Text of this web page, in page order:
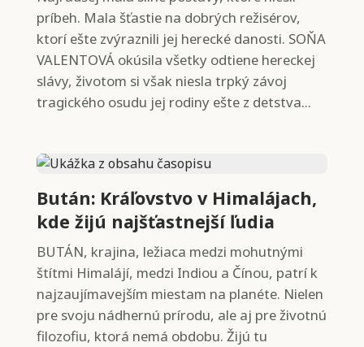
príbeh. Mala šťastie na dobrých režisérov,
ktorí ešte zvýraznili jej herecké danosti. SOŇA
VALENTOVÁ okúsila všetky odtiene hereckej
slávy, životom si však niesla trpký závoj
tragického osudu jej rodiny ešte z detstva...
Bután: Kráľovstvo v Himalájach,
kde žijú najšťastnejší ľudia
BUTÁN, krajina, ležiaca medzi mohutnými
štítmi Himalájí, medzi Indiou a Čínou, patrí k
najzaujímavejším miestam na planéte. Nielen
pre svoju nádhernú prírodu, ale aj pre životnú
filozofiu, ktorá nemá obdobu. Žijú tu